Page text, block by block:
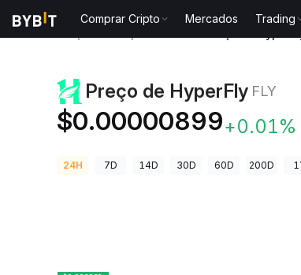
Comprar Cripto Mercados Trading
Preço de HyperFly FLY
$0.00000899+0.01%
24H 7D 14D 30D 60D 200D